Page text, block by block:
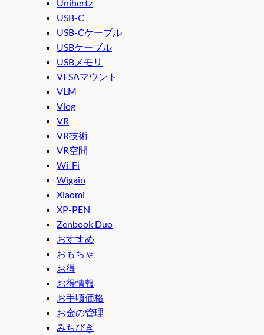
Unihertz
USB-C
USB-Cケーブル
USBケーブル
USBメモリ
VESAマウント
VLM
Vlog
VR
VR技術
VR空間
Wi-Fi
Wigain
Xiaomi
XP-PEN
Zenbook Duo
おすすめ
おもちゃ
お得
お得情報
お手頃価格
お金の管理
みちびき